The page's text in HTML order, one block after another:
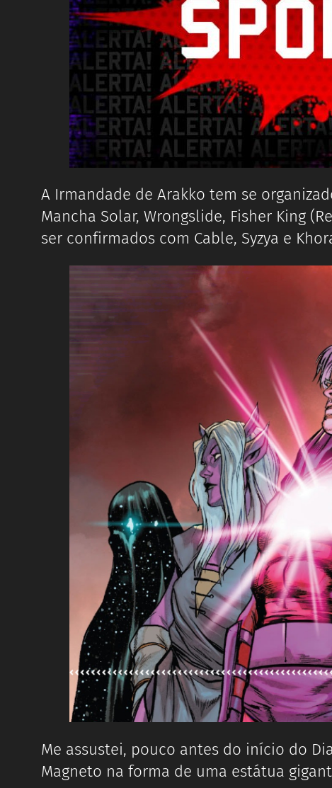
A Irmandade de Arakko tem se
Mancha Solar, Wrongslide, Fisher King
ser confirmados com Cable, Syzya e
Me assustei, pouco antes do início do
Magneto na forma de uma estátua